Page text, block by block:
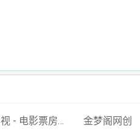
可可影视 - 电影票房排行榜,imdb评分,影评,找最好看的影视 金梦阁网创